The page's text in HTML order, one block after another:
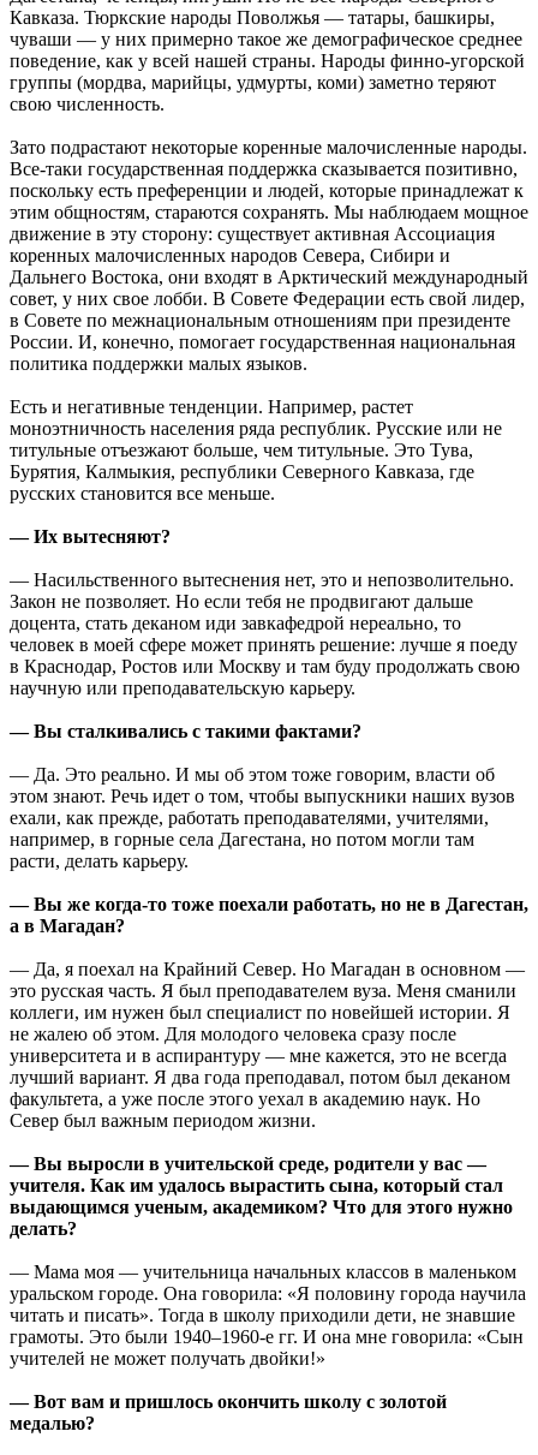
Кавказа. Тюркские народы Поволжья — татары, башкиры,
чуваши — у них примерно такое же демографическое среднее
поведение, как у всей нашей страны. Народы финно-угорской
группы (мордва, марийцы, удмурты, коми) заметно теряют
свою численность.
Зато подрастают некоторые коренные малочисленные народы.
Все-таки государственная поддержка сказывается позитивно,
поскольку есть преференции и людей, которые принадлежат к
этим общностям, стараются сохранять. Мы наблюдаем мощное
движение в эту сторону: существует активная Ассоциация
коренных малочисленных народов Севера, Сибири и
Дальнего Востока, они входят в Арктический международный
совет, у них свое лобби. В Совете Федерации есть свой лидер,
в Совете по межнациональным отношениям при президенте
России. И, конечно, помогает государственная национальная
политика поддержки малых языков.
Есть и негативные тенденции. Например, растет
моноэтничность населения ряда республик. Русские или не
титульные отъезжают больше, чем титульные. Это Тува,
Бурятия, Калмыкия, республики Северного Кавказа, где
русских становится все меньше.
— Их вытесняют?
— Насильственного вытеснения нет, это и непозволительно.
Закон не позволяет. Но если тебя не продвигают дальше
доцента, стать деканом иди завкафедрой нереально, то
человек в моей сфере может принять решение: лучше я поеду
в Краснодар, Ростов или Москву и там буду продолжать свою
научную или преподавательскую карьеру.
— Вы сталкивались с такими фактами?
— Да. Это реально. И мы об этом тоже говорим, власти об
этом знают. Речь идет о том, чтобы выпускники наших вузов
ехали, как прежде, работать преподавателями, учителями,
например, в горные села Дагестана, но потом могли там
расти, делать карьеру.
— Вы же когда-то тоже поехали работать, но не в Дагестан,
а в Магадан?
— Да, я поехал на Крайний Север. Но Магадан в основном —
это русская часть. Я был преподавателем вуза. Меня сманили
коллеги, им нужен был специалист по новейшей истории. Я
не жалею об этом. Для молодого человека сразу после
университета и в аспирантуру — мне кажется, это не всегда
лучший вариант. Я два года преподавал, потом был деканом
факультета, а уже после этого уехал в академию наук. Но
Север был важным периодом жизни.
— Вы выросли в учительской среде, родители у вас —
учителя. Как им удалось вырастить сына, который стал
выдающимся ученым, академиком? Что для этого нужно
делать?
— Мама моя — учительница начальных классов в маленьком
уральском городе. Она говорила: «Я половину города научила
читать и писать». Тогда в школу приходили дети, не знавшие
грамоты. Это были 1940–1960-е гг. И она мне говорила: «Сын
учителей не может получать двойки!»
— Вот вам и пришлось окончить школу с золотой
медалью?